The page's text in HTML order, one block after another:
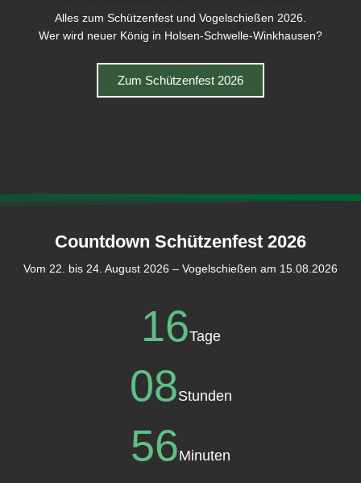
Alles zum Schützenfest und Vogelschießen 2026.
Wer wird neuer König in Holsen-Schwelle-Winkhausen?
Zum Schützenfest 2026
Countdown Schützenfest 2026
Vom 22. bis 24. August 2026 – Vogelschießen am 15.08.2026
16Tage
08Stunden
56Minuten